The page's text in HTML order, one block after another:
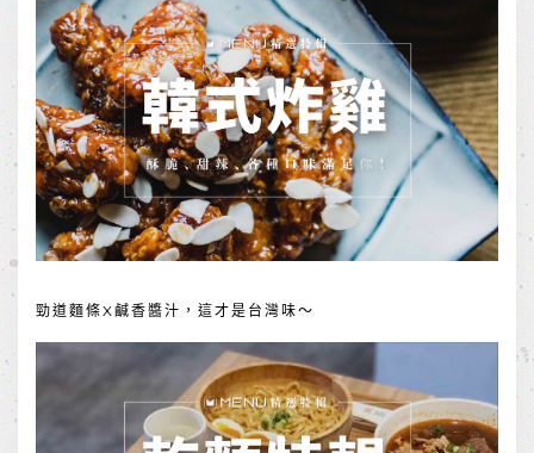
勁道麵條X鹹香醬汁，這才是台灣味～